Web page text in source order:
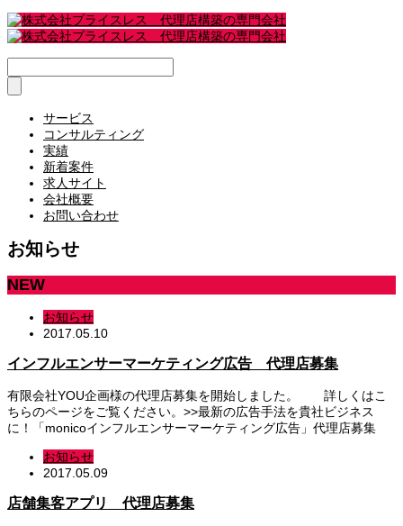
サービス
コンサルティング
実績
新着案件
求人サイト
会社概要
お問い合わせ
お知らせ
NEW
お知らせ
2017.05.10
インフルエンサーマーケティング広告 代理店募集
有限会社YOU企画様の代理店募集を開始しました。 詳しくはこ
ちらのページをご覧ください。>>最新の広告手法を貴社ビジネス
に！「monicoインフルエンサーマーケティング広告」代理店募集
お知らせ
2017.05.09
店舗集客アプリ 代理店募集